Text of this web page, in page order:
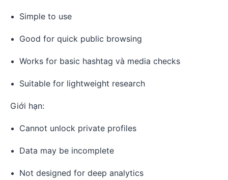
Simple to use
Good for quick public browsing
Works for basic hashtag và media checks
Suitable for lightweight research
Giới hạn:
Cannot unlock private profiles
Data may be incomplete
Not designed for deep analytics